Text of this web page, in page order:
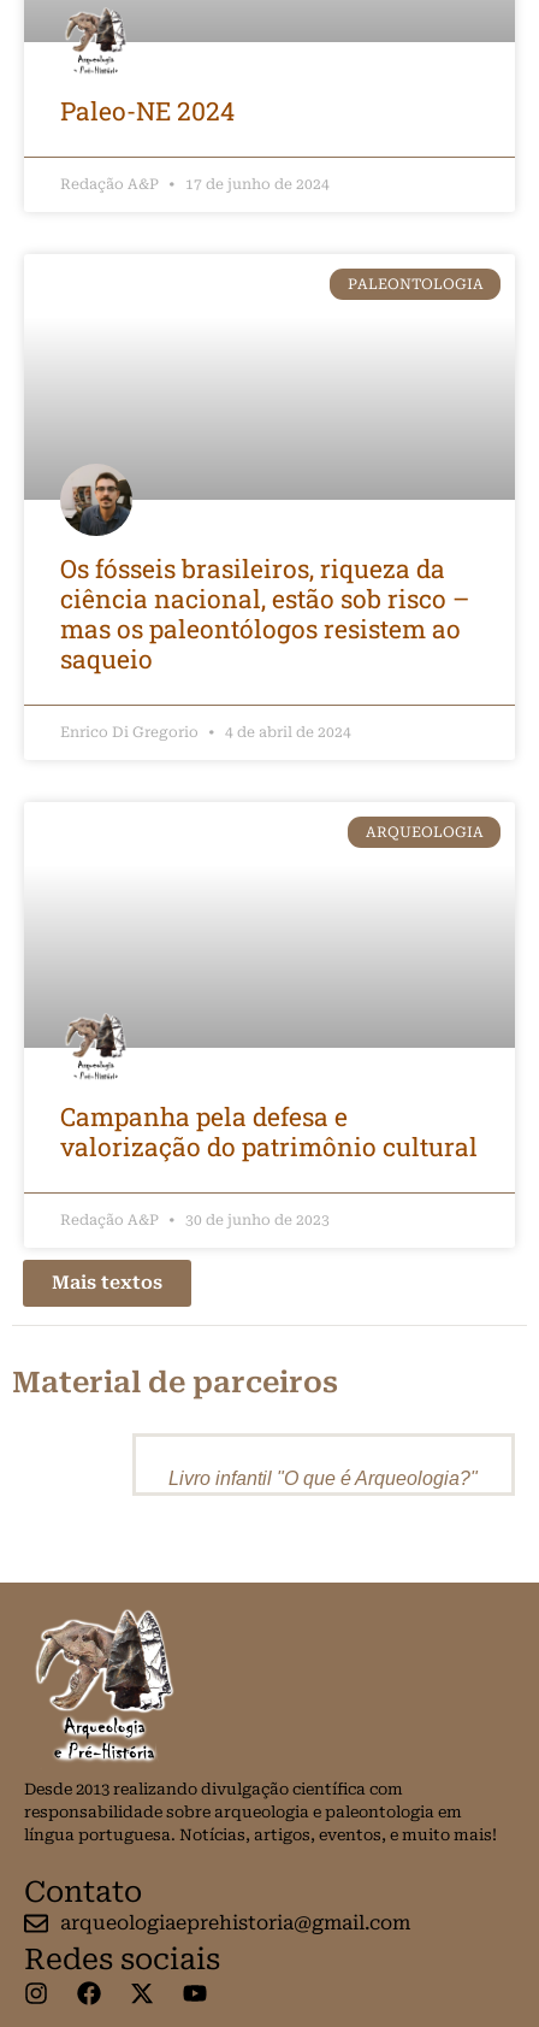
Paleo-NE 2024
Redação A&P 17 de junho de 2024
PALEONTOLOGIA
Os fósseis brasileiros, riqueza da
ciência nacional, estão sob risco –
mas os paleontólogos resistem ao
saqueio
Enrico Di Gregorio 4 de abril de 2024
ARQUEOLOGIA
Campanha pela defesa e
valorização do patrimônio cultural
Redação A&P 30 de junho de 2023
Mais textos
Material de parceiros
Livro infantil "O que é Arqueologia?"
Desde 2013 realizando divulgação científica com
responsabilidade sobre arqueologia e paleontologia em
língua portuguesa. Notícias, artigos, eventos, e muito mais!
Contato
arqueologiaeprehistoria@gmail.com
Redes sociais